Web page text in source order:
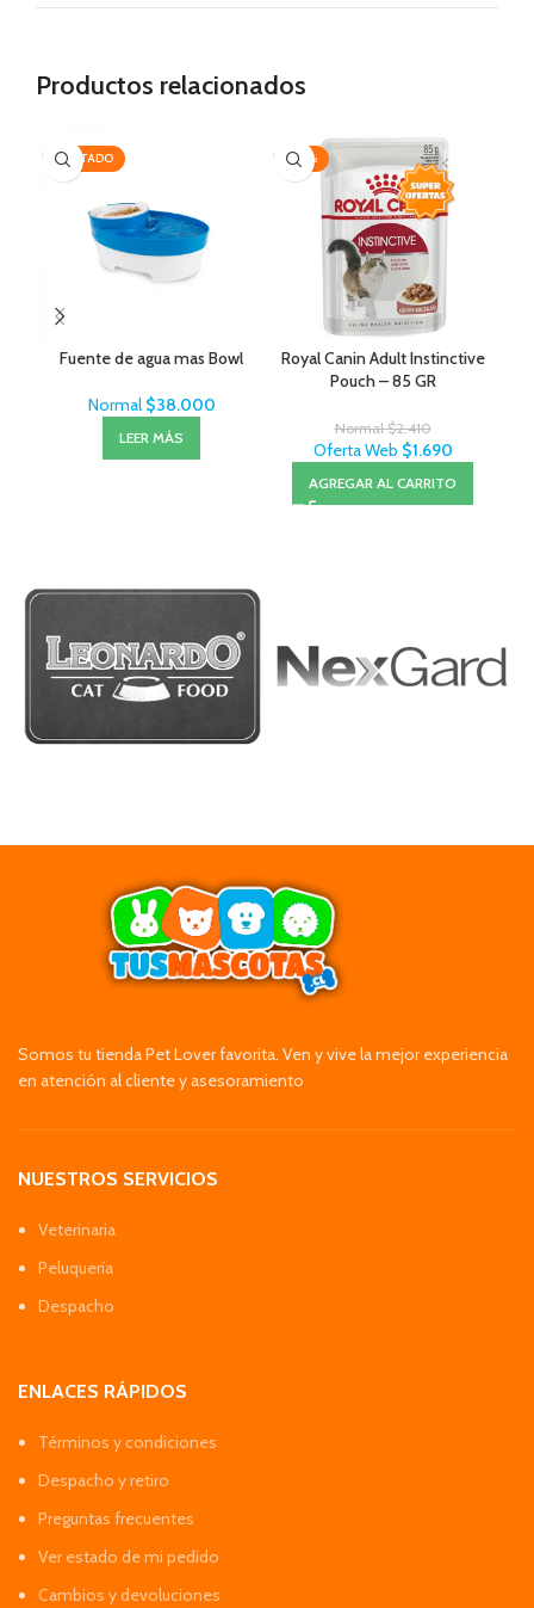
Productos relacionados
AGOTADO
Fuente de agua mas Bowl
Normal $38.000
LEER MÁS
-30%
Royal Canin Adult Instinctive
Pouch – 85 GR
Normal$2.410
Oferta Web $1.690
AGREGAR AL CARRITO
Somos tu tienda Pet Lover favorita. Ven y vive la mejor experiencia
en atención al cliente y asesoramiento
NUESTROS SERVICIOS
Veterinaria
Peluquería
Despacho
ENLACES RÁPIDOS
Términos y condiciones
Despacho y retiro
Preguntas frecuentes
Ver estado de mi pedido
Cambios y devoluciones